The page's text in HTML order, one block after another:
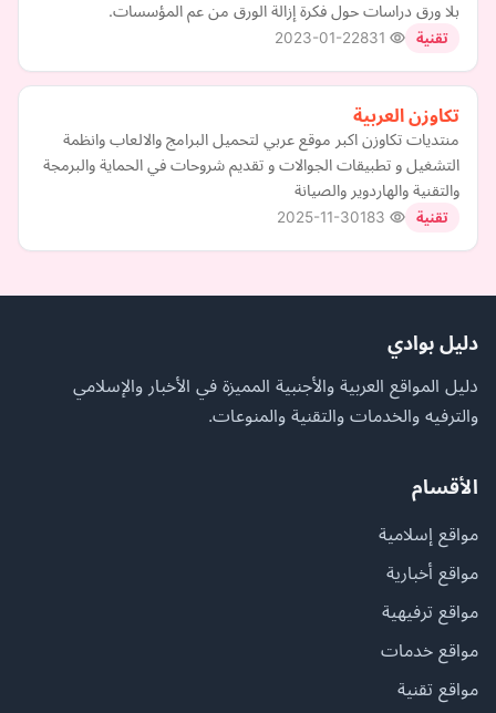
بلا ورق دراسات حول فكرة إزالة الورق من عم المؤسسات.
تقنية 2023-01-22
تكاوزن العربية
منتديات تكاوزن اكبر موقع عربي لتحميل البرامج والالعاب وانظمة
التشغيل و تطبيقات الجوالات و تقديم شروحات في الحماية والبرمجة
والتقنية والهاردوير والصيانة
تقنية 2025-11-30
دليل بوادي
دليل المواقع العربية والأجنبية المميزة في الأخبار والإسلامي
والترفيه والخدمات والتقنية والمنوعات.
الأقسام
مواقع إسلامية
مواقع أخبارية
مواقع ترفيهية
مواقع خدمات
مواقع تقنية